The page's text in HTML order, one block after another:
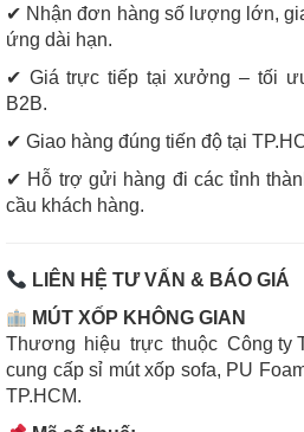
✔ Nhận đơn hàng số lượng lớn,
ứng dài hạn.
✔ Giá trực tiếp tại xưởng – tối
B2B.
✔ Giao hàng đúng tiến độ tại
✔ Hỗ trợ gửi hàng đi các tỉnh
cầu khách hàng.
LIÊN HỆ TƯ VẤN & BÁO GIÁ
MÚT XỐP KHÔNG GIAN
Thương hiệu trực thuộc Công ty
cung cấp sỉ mút xốp sofa, PU
TP.HCM.